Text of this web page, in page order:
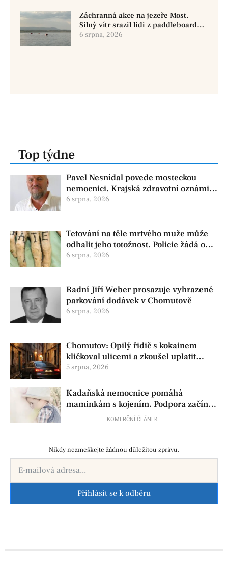
Záchranná akce na jezeře Most.
Silný vítr srazil lidi z paddleboardů,
dvě osoby se pohřešují
6 srpna, 2026
Top týdne
Pavel Nesnídal povede mosteckou
nemocnici. Krajská zdravotní oznámila
změnu ve vedení
6 srpna, 2026
Tetování na těle mrtvého muže může
odhalit jeho totožnost. Policie žádá o
pomoc
6 srpna, 2026
Radní Jiří Weber prosazuje vyhrazené
parkování dodávek v Chomutově
6 srpna, 2026
Chomutov: Opilý řidič s kokainem
kličkoval ulicemi a zkoušel uplatit
policisty
5 srpna, 2026
Kadaňská nemocnice pomáhá
maminkám s kojením. Podpora začíná
už před porodemKOMERČNÍ ČLÁNEK
Nikdy nezmeškejte žádnou důležitou zprávu.
Přihlásit se k odběru